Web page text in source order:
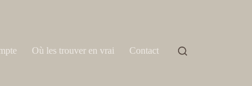
Où les trouver en vrai Contact